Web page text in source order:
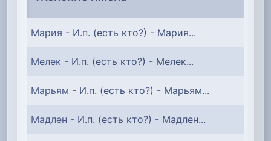
Мария - И.п. (есть кто?) - Мария...
Мелек - И.п. (есть кто?) - Мелек...
Марьям - И.п. (есть кто?) - Марьям...
Мадлен - И.п. (есть кто?) - Мадлен...